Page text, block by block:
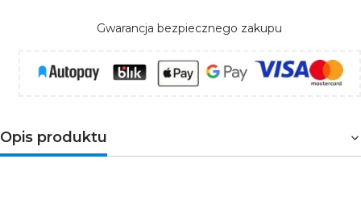
Gwarancja bezpiecznego zakupu
Opis produktu